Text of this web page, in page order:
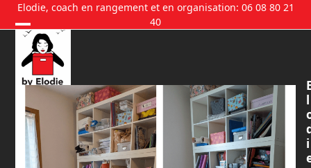
Skip
content
Elodie, coach en rangement et en organisation: 06 08 80 21
40
l
i